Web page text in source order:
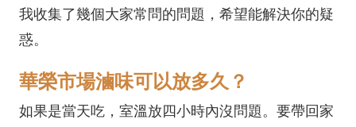
我收集了幾個大家常問的問題，希望能解決你的疑
惑。
華榮市場滷味可以放多久？
如果是當天吃，室溫放四小時內沒問題。要帶回家